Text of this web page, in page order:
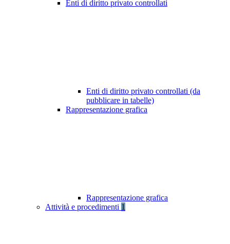
Enti di diritto privato controllati
Enti di diritto privato controllati (da
pubblicare in tabelle)
Rappresentazione grafica
Rappresentazione grafica
Attività e procedimenti 1